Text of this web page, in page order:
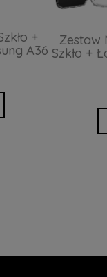
+
A36
Zestaw
Szkło +